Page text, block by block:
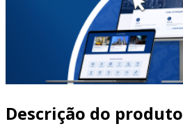
Descrição do produto